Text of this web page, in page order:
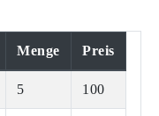
Menge Preis
5 100